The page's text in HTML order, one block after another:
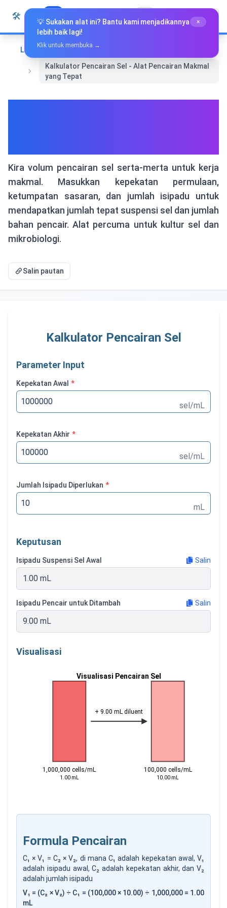
Langkau ke kandungan
🛠️ Whiz Tools Bahasa Melayu
Laman Utama
Alat Khas
Kalkulator Pencairan Sel - Alat Pencairan Makmal
yang Tepat
Kira volum pencairan sel serta-merta untuk kerja
makmal. Masukkan kepekatan permulaan,
ketumpatan sasaran, dan jumlah isipadu untuk
mendapatkan jumlah tepat suspensi sel dan jumlah
bahan pencair. Alat percuma untuk kultur sel dan
mikrobiologi.
Salin pautan
Kalkulator Pencairan Sel
Parameter Input
Kepekatan Awal *
sel/mL
Kepekatan Akhir *
sel/mL
Jumlah Isipadu Diperlukan *
mL
Keputusan
Isipadu Suspensi Sel Awal Salin
1.00 mL
Isipadu Pencair untuk Ditambah Salin
9.00 mL
Visualisasi
1,000,000 cells/mL 100,000 cells/mL
1.00 mL 10.00 mL
Visualisasi Pencairan Sel
+ 9.00 mL diluent
Formula Pencairan
C₁ × V₁ = C₂ × V₂, di mana C₁ adalah kepekatan awal, V₁
adalah isipadu awal, C₂ adalah kepekatan akhir, dan V₂
adalah jumlah isipadu
V₁ = (C₂ × V₂) ÷ C₁ = (100,000 × 10.00) ÷ 1,000,000 = 1.00
mL
💡 Sukakan alat ini? Bantu kami menjadikannya
lebih baik lagi!
×
Klik untuk membuka →